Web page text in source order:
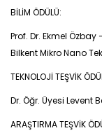
BİLİM ÖDÜLÜ:
Prof. Dr. Ekmel
Bilkent Mikro Nano
TEKNOLOJİ TEŞVİK
Dr. Öğr. Üyesi Levent
ARAŞTIRMA TEŞVİK